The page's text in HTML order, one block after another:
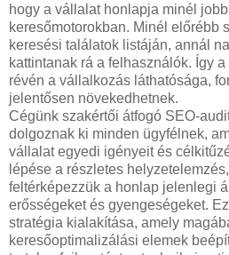
hogy a vállalat honlapja minél
keresőmotorokban. Minél előrébb
keresési találatok listáján, annál
kattintanak rá a felhasználók. Így
révén a vállalkozás láthatósága,
jelentősen növekedhetnek.
Cégünk szakértői átfogó SEO-
dolgoznak ki minden ügyfélnek,
vállalat egyedi igényeit és
lépése a részletes
feltérképezzük a honlap jelenlegi
erősségeket és gyengeségeket.
stratégia kialakítása, amely
keresőoptimalizálási elemek